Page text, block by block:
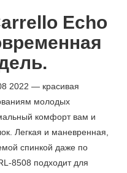
Echo
2022 — красивая
молодых
комфорт вам и
Легкая и маневренная,
спинкой даже по
8508 подходит для